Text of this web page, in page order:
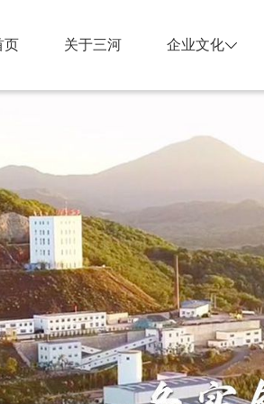
页 关于三河 企业文化